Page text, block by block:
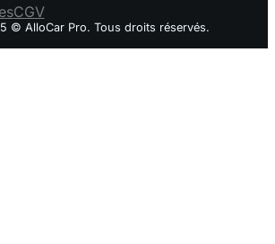
CGV
© AlloCar Pro. Tous droits réservés.